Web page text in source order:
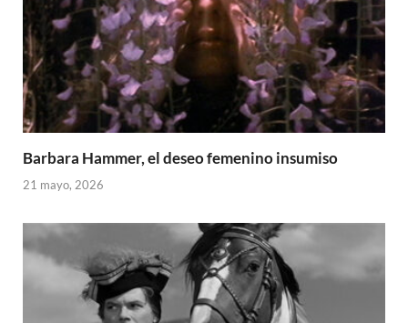
Barbara Hammer, el deseo femenino insumiso
21 mayo, 2026